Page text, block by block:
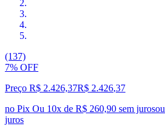
(137)
7% OFF
Preço R$ 2.426,37R$ 2.426,37
no Pix Ou 10x de R$ 260,90 sem jurosou
juros